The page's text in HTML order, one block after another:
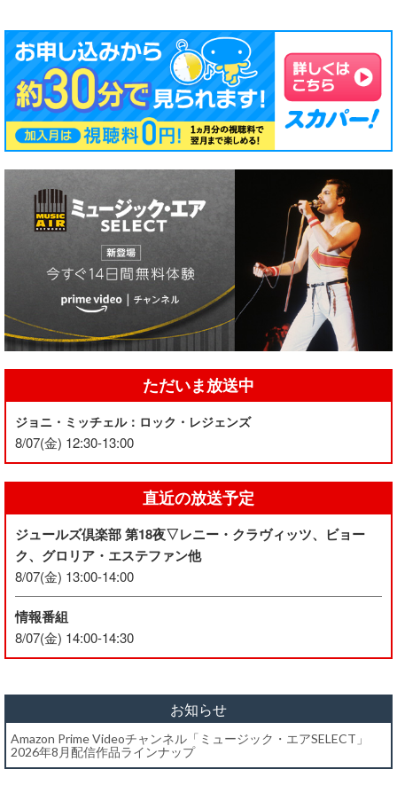
ただいま放送中
ジョニ・ミッチェル：ロック・レジェンズ
8/07(金) 12:30-13:00
直近の放送予定
ジュールズ倶楽部 第18夜▽レニー・クラヴィッツ、ビョー
ク、グロリア・エステファン他
8/07(金) 13:00-14:00
情報番組
8/07(金) 14:00-14:30
お知らせ
Amazon Prime Videoチャンネル「ミュージック・エアSELECT」
2026年8月配信作品ラインナップ